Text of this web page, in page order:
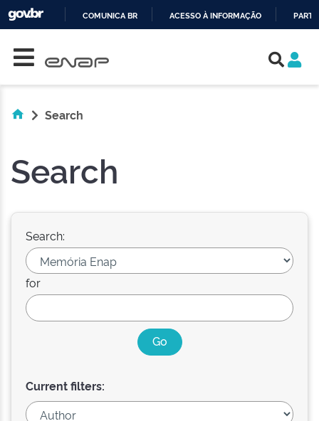
COMUNICA BR ACESSO À INFORMAÇÃO
Search
Search
Search:
for
Current filters: